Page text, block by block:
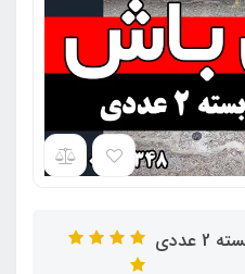
میله نگه دارنده لیپ سپر " بسته 2 عددی